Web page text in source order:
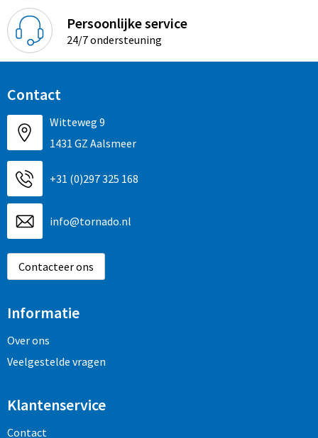
Persoonlijke service
24/7 ondersteuning
Contact
Witteweg 9
1431 GZ Aalsmeer
+31 (0)297 325 168
info@tornado.nl
Contacteer ons
Informatie
Over ons
Veelgestelde vragen
Klantenservice
Contact